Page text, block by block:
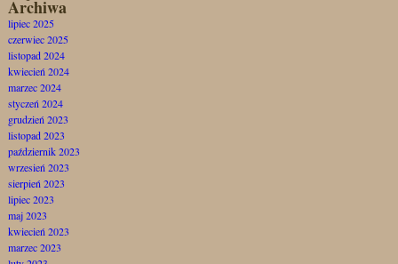
Archiwa
lipiec 2025
czerwiec 2025
listopad 2024
kwiecień 2024
marzec 2024
styczeń 2024
grudzień 2023
listopad 2023
październik 2023
wrzesień 2023
sierpień 2023
lipiec 2023
maj 2023
kwiecień 2023
marzec 2023